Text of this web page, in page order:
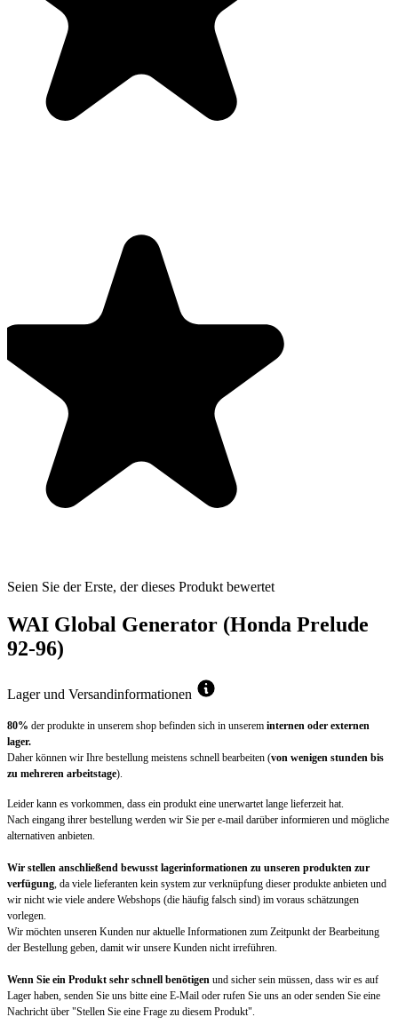
Seien Sie der Erste, der dieses Produkt bewertet
WAI Global Generator (Honda Prelude
92-96)
Lager und Versandinformationen
80% der produkte in unserem shop befinden sich in unserem internen oder externen
lager.
Daher können wir Ihre bestellung meistens schnell bearbeiten (von wenigen stunden bis
zu mehreren arbeitstage).
Leider kann es vorkommen, dass ein produkt eine unerwartet lange lieferzeit hat.
Nach eingang ihrer bestellung werden wir Sie per e-mail darüber informieren und mögliche
alternativen anbieten.
Wir stellen anschließend bewusst lagerinformationen zu unseren produkten zur
verfügung, da viele lieferanten kein system zur verknüpfung dieser produkte anbieten und
wir nicht wie viele andere Webshops (die häufig falsch sind) im voraus schätzungen
vorlegen.
Wir möchten unseren Kunden nur aktuelle Informationen zum Zeitpunkt der Bearbeitung
der Bestellung geben, damit wir unsere Kunden nicht irreführen.
Wenn Sie ein Produkt sehr schnell benötigen und sicher sein müssen, dass wir es auf
Lager haben, senden Sie uns bitte eine E-Mail oder rufen Sie uns an oder senden Sie eine
Nachricht über "Stellen Sie eine Frage zu diesem Produkt".